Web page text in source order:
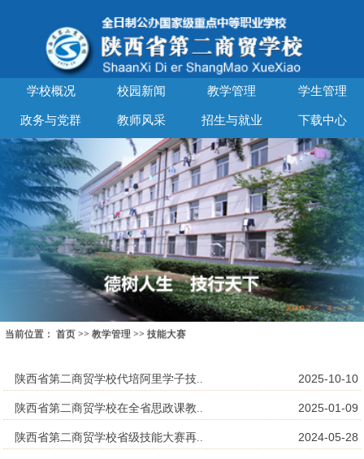
学校概况 校园新闻 教学管理 学生管理
政务与党群 教师风采 招生与就业 下载中心
当前位置： 首页 >> 教学管理 >> 技能大赛
陕西省第二商贸学校代培阿里学子技.. 2025-10-10
陕西省第二商贸学校在全省思政课教.. 2025-01-09
陕西省第二商贸学校省级技能大赛再.. 2024-05-28